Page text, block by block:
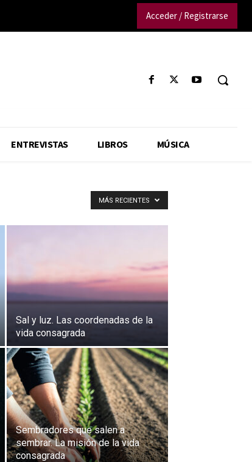
Acceder / Registrarse
ENTREVISTAS LIBROS MÚSICA
MÁS RECIENTES
Sal y luz. Las coordenadas de la
vida consagrada
Sembradores que salen a
sembrar. La misión de la vida
consagrada